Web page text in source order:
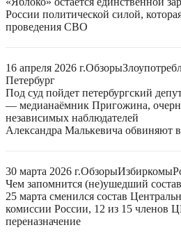
России политической силой,
проведения СВО
16 апреля 2026 г.Обзоры
Петербург
Под суд пойдет петербургский
— медианаёмник Пригожина,
независимых наблюдателей
Александра Малькевича обвиняют
30 марта 2026 г.ОбзорыИзбиркомы
Чем запомнится (не)ушедший
25 марта сменился состав
комиссии России, 12 из 15 членов
переназначение